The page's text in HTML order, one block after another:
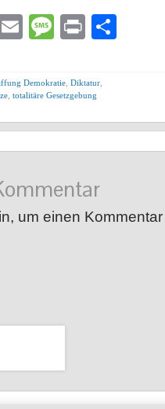
WhatsApp
EmailMessage
Print
Demokratie Diktatur
totalitäre Gesetzgebung
um einen